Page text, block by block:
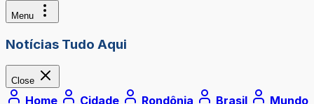
Menu
Notícias Tudo Aqui
Close
Home Cidade Rondônia Brasil
Mundo